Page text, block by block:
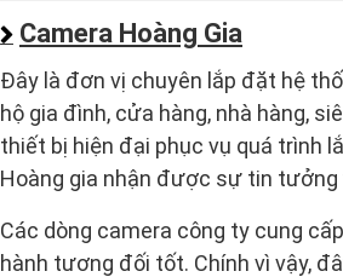
Camera Hoàng Gia
Đây là đơn vị chuyên lắp đặt hệ
hộ gia đình, cửa hàng, nhà hàng,
thiết bị hiện đại phục vụ quá trình
Hoàng gia nhận được sự tin
Các dòng camera công ty cung
hành tương đối tốt. Chính vì vậy,